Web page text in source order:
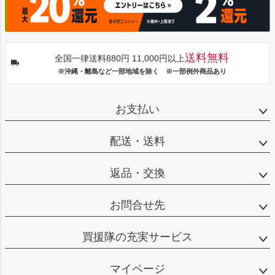
全国一律送料880円 11,000円以上送料無料
※沖縄・離島など一部地域を除く ※一部例外商品あり
お支払い
配送・送料
返品・交換
お問合せ先
買援隊の充実サービス
マイページ